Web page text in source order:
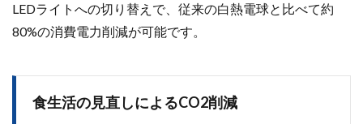
LEDライトへの切り替えで、従来の白熱電球と比べて約
80%の消費電力削減が可能です。
食生活の見直しによるCO2削減